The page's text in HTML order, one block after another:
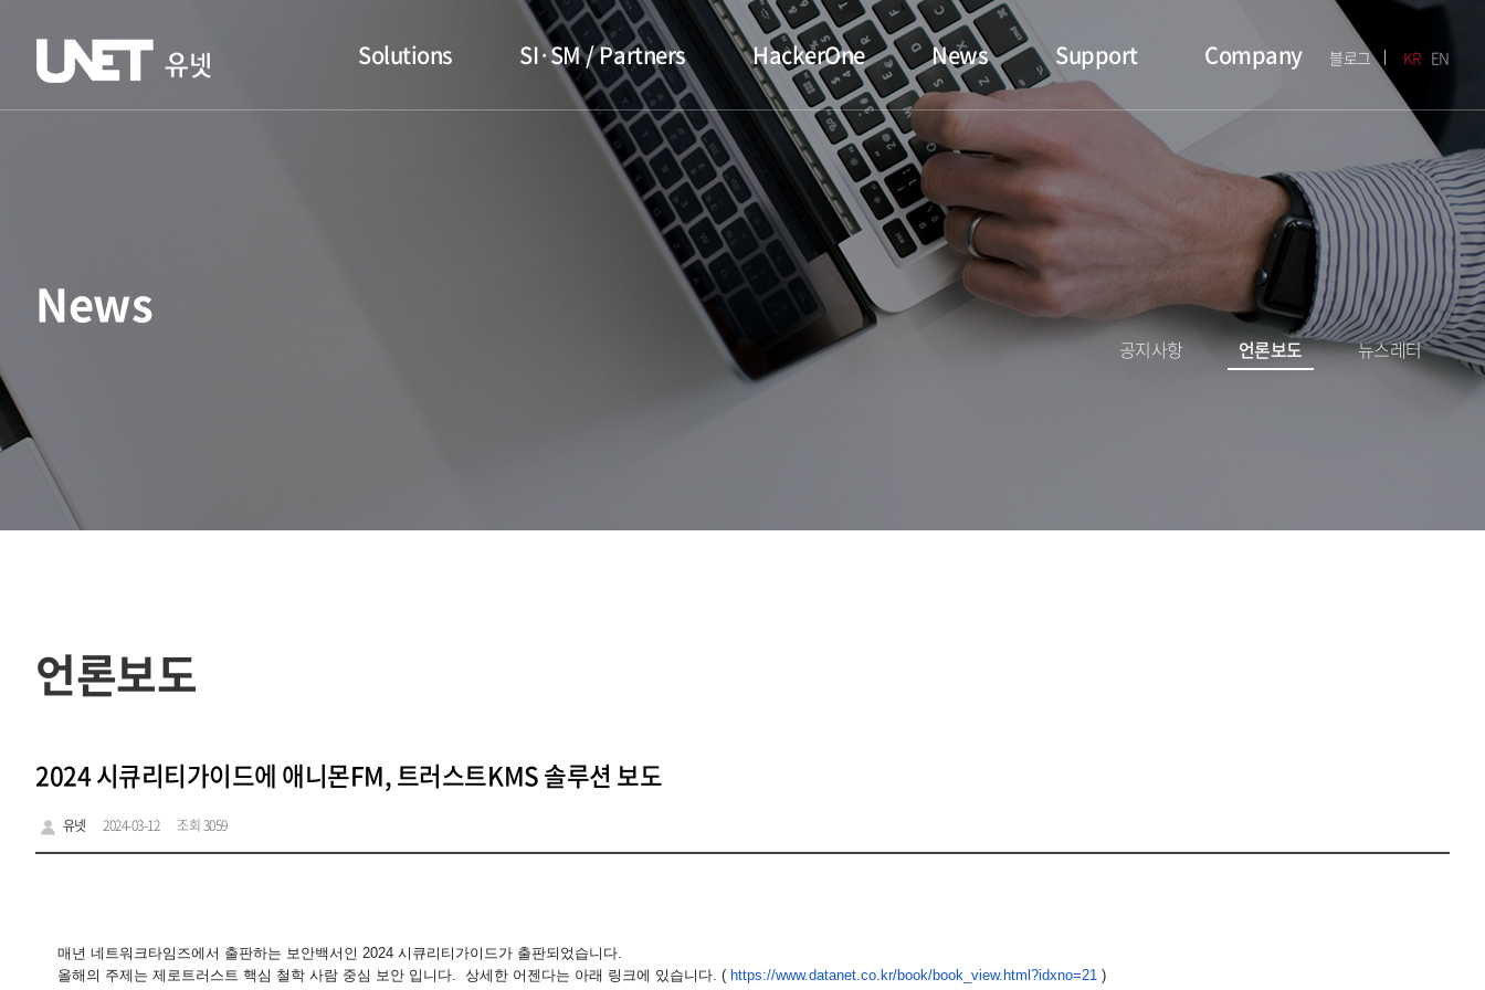
Solutions SI·SM / Partners HackerOne News Support Company 블로그 KR EN
News
공지사항 언론보도 뉴스레터
언론보도
2024 시큐리티가이드에 애니몬FM, 트러스트KMS 솔루션 보도
유넷 2024-03-12 조회 3059
매년 네트워크타임즈에서 출판하는 보안백서인 2024 시큐리티가이드가 출판되었습니다.
올해의 주제는 제로트러스트 핵심 철학 사람 중심 보안 입니다. 상세한 어젠다는 아래 링크에 있습니다. ( https://www.datanet.co.kr/book/book_view.html?idxno=21 )